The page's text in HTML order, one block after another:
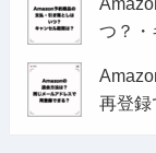
つ？・
再登録